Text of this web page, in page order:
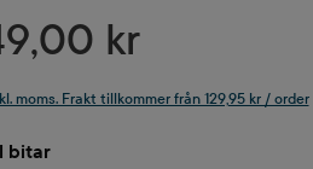
kr
moms. Frakt tillkommer från 129,95 kr / order
bitar